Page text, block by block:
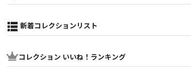
新着コレクションリスト
コレクション いいね！ランキング